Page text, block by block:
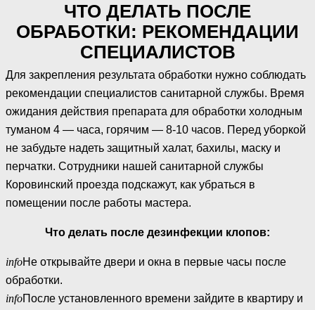
ЧТО ДЕЛАТЬ ПОСЛЕ
ОБРАБОТКИ: РЕКОМЕНДАЦИИ
СПЕЦИАЛИСТОВ
Для закрепления результата обработки нужно соблюдать
рекомендации специалистов санитарной службы. Время
ожидания действия препарата для обработки холодным
туманом 4 — часа, горячим — 8-10 часов. Перед уборкой
не забудьте надеть защитный халат, бахилы, маску и
перчатки. Сотрудники нашей санитарной службы
Коровинский проезда подскажут, как убраться в
помещении после работы мастера.
Что делать после дезинфекции клопов:
infoНе открывайте двери и окна в первые часы после
обработки.
infoПосле установленного времени зайдите в квартиру и